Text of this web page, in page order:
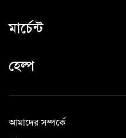
মার্চেন্ট
হেল্প
আমাদের সম্পর্কে